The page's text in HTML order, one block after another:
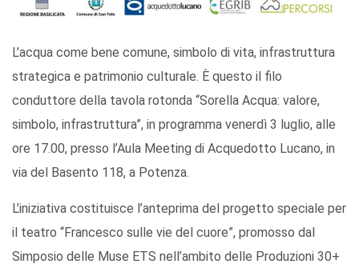
L’acqua come bene comune, simbolo di vita, infrastruttura
strategica e patrimonio culturale. È questo il filo
conduttore della tavola rotonda “Sorella Acqua: valore,
simbolo, infrastruttura”, in programma venerdì 3 luglio, alle
ore 17.00, presso l’Aula Meeting di Acquedotto Lucano, in
via del Basento 118, a Potenza.
L’iniziativa costituisce l’anteprima del progetto speciale per
il teatro “Francesco sulle vie del cuore”, promosso dal
Simposio delle Muse ETS nell’ambito delle Produzioni 30+